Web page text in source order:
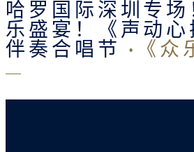
哈罗国际深圳专场
乐盛宴！《声动心
伴奏合唱节
·《众